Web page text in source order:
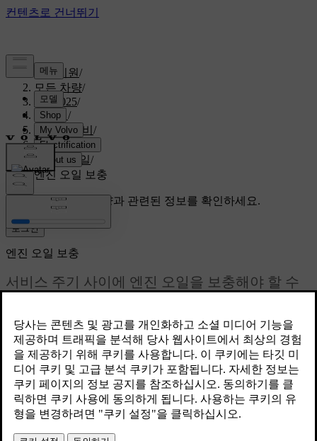
고객지원 /
모든 차량/
S60 2025/
매뉴얼 /
관리와 정비 /
엔진룸/
엔진 오일/
엔진 오일 보충
맞춤형 지원 특정 차량과 관련된 정보를 확인하세요.
로그인
최신 2025. 04. 16.
엔진 오일 보충
서비스 주기 사이에 엔진 오일을 보충해야 할 수
시될 때만 필요합니다.
오일 압력 낮음 심볼